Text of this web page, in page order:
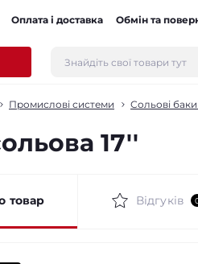
Оплата і доставка Обмін та
Промислові системи Сольові
17''
товар Відгуків